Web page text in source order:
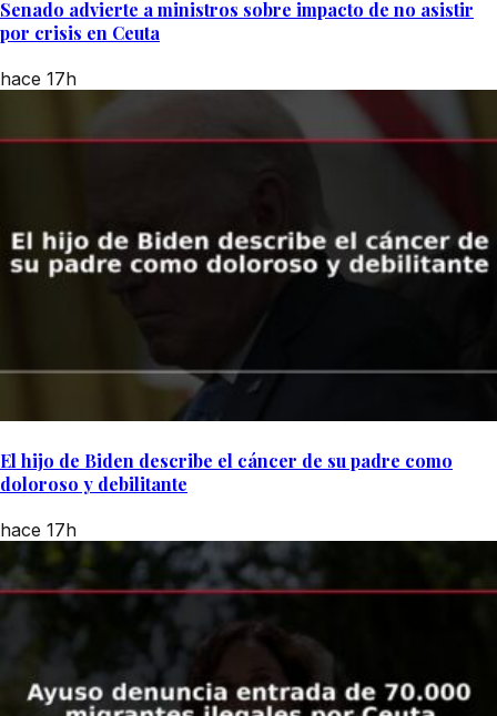
Senado advierte a ministros sobre impacto de no asistir
por crisis en Ceuta
hace 17h
El hijo de Biden describe el cáncer de su padre como
doloroso y debilitante
hace 17h